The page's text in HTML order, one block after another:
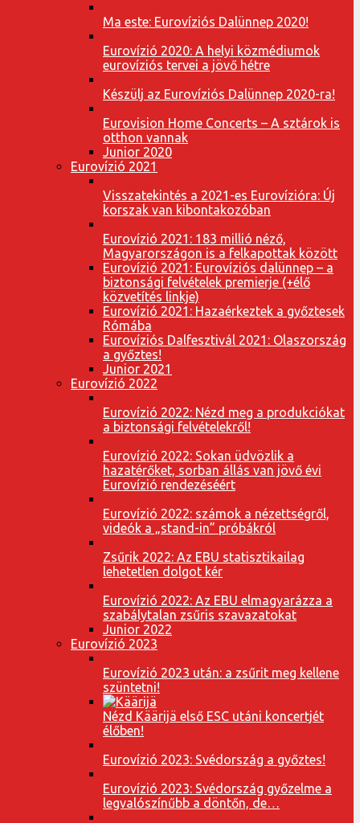
Ma este: Eurovíziós Dalünnep 2020!
Eurovízió 2020: A helyi közmédiumok
eurovíziós tervei a jövő hétre
Készülj az Eurovíziós Dalünnep 2020-ra!
Eurovision Home Concerts – A sztárok is
otthon vannak
Junior 2020
Eurovízió 2021
Visszatekintés a 2021-es Eurovízióra: Új
korszak van kibontakozóban
Eurovízió 2021: 183 millió néző,
Magyarországon is a felkapottak között
Eurovízió 2021: Eurovíziós dalünnep – a
biztonsági felvételek premierje (+élő
közvetítés linkje)
Eurovízió 2021: Hazaérkeztek a győztesek
Rómába
Eurovíziós Dalfesztivál 2021: Olaszország
a győztes!
Junior 2021
Eurovízió 2022
Eurovízió 2022: Nézd meg a produkciókat
a biztonsági felvételekről!
Eurovízió 2022: Sokan üdvözlik a
hazatérőket, sorban állás van jövő évi
Eurovízió rendezéséért
Eurovízió 2022: számok a nézettségről,
videók a „stand-in” próbákról
Zsűrik 2022: Az EBU statisztikailag
lehetetlen dolgot kér
Eurovízió 2022: Az EBU elmagyarázza a
szabálytalan zsűris szavazatokat
Junior 2022
Eurovízió 2023
Eurovízió 2023 után: a zsűrit meg kellene
szüntetni!
Nézd Käärijä első ESC utáni koncertjét
élőben!
Eurovízió 2023: Svédország a győztes!
Eurovízió 2023: Svédország győzelme a
legvalószínűbb a döntőn, de…